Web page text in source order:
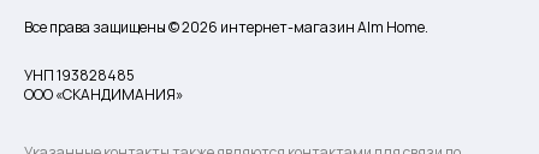
Все права защищены © 2026 интернет-магазин Alm Home.
УНП 193828485
ООО «СКАНДИМАНИЯ»